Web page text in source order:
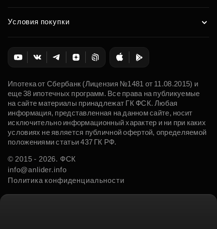
Условия покупки
Ипотека от Сбербанк (Лицензия №1481 от 11.08.2015) и
еще 38 ипотечных программ. Все права на публикуемые
на сайте материалы принадлежат ГК ФСК. Любая
информация, представленная на данном сайте, носит
исключительно информационный характер и ни при каких
условиях не является публичной офертой, определяемой
положениями статьи 437 ГК РФ.
© 2015 - 2026. ФСК
info@anlider.info
Политика конфиденциальности